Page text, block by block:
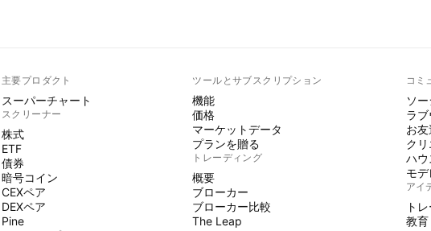
主要プロダクト
スーパーチャート
スクリーナー
株式
ETF
債券
暗号コイン
CEXペア
DEXペア
Pine
ツールとサブスクリプション
機能
価格
マーケットデータ
プランを贈る
トレーディング
概要
ブローカー
ブローカー比較
The Leap
コミ
ソ
ラ
お
ク
ハウ
モ
アイ
ト
教育